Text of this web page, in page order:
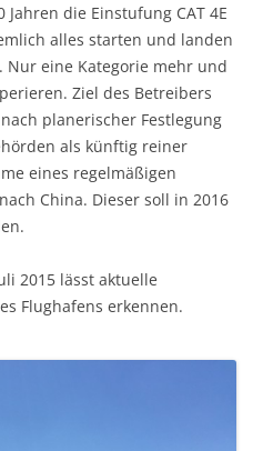
die Einstufung CAT 4E
alles starten und landen
Nur eine Kategorie mehr und
Ziel des Betreibers
planerischer Festlegung
als künftig reiner
eines regelmäßigen
China. Dieser soll in 2016
2015 lässt aktuelle
Flughafens erkennen.